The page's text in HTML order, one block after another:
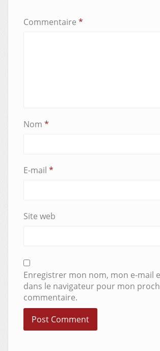
Commentaire *
Nom *
E-mail *
Site web
Enregistrer mon nom, mon e-mail
dans le navigateur pour mon
commentaire.